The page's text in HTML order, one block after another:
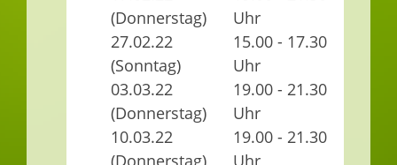
(Donnerstag)
27.02.22
(Sonntag)
03.03.22
(Donnerstag)
10.03.22
(Donnerstag)
Uhr
15.00 - 17.30
Uhr
19.00 - 21.30
Uhr
19.00 - 21.30
Uhr